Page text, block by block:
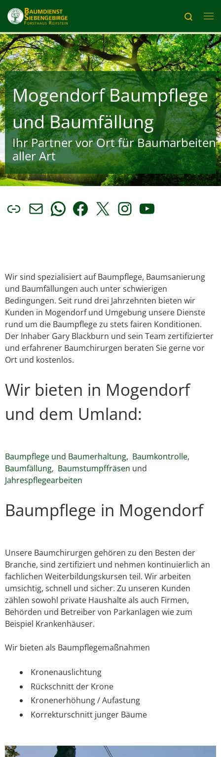
Zum Inhalt springen
Search
Mogendorf Baumpflege
und Baumfällung
Ihr Partner vor Ort für Baumarbeiten
aller Art
LinkE-Mail
WhatsApp
Facebook
X Instagram
YouTube
Wir sind spezialisiert auf Baumpflege, Baumsanierung
und Baumfällungen auch unter schwierigen
Bedingungen. Seit rund drei Jahrzehnten bieten wir
Kunden in Mogendorf und Umgebung unsere Dienste
rund um die Baumpflege zu stets fairen Konditionen.
Der Inhaber Gary Blackburn und sein Team zertifizierter
und erfahrener Baumchirurgen beraten Sie gerne vor
Ort und kostenlos.
Wir bieten in Mogendorf
und dem Umland:
Baumpflege und Baumerhaltung, Baumkontrolle,
Baumfällung, Baumstumpffräsen und
Jahrespflegearbeiten
Baumpflege in Mogendorf
Unsere Baumchirurgen gehören zu den Besten der
Branche, sind zertifiziert und nehmen kontinuierlich an
fachlichen Weiterbildungskursen teil. Wir arbeiten
umsichtig, schnell und sicher. Zu unseren Kunden
zählen sowohl private Haushalte als auch Firmen,
Behörden und Betreiber von Parkanlagen wie zum
Beispiel Krankenhäuser.
Wir bieten als Baumpflegemaßnahmen
Kronenauslichtung
Rückschnitt der Krone
Kronenerhöhung / Aufastung
Korrekturschnitt junger Bäume